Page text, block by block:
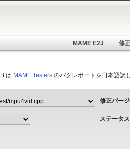
MAME E2J 修
は MAME Testers のバグレポートを日本語訳
修正バー
ステータス